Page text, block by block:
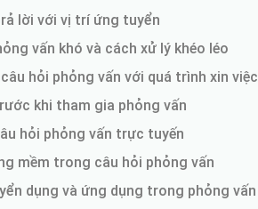
lời với vị trí ứng tuyển
vấn khó và cách xử lý khéo léo
hỏi phỏng vấn với quá trình xin việc
khi tham gia phỏng vấn
hỏi phỏng vấn trực tuyến
mềm trong câu hỏi phỏng vấn
dụng và ứng dụng trong phỏng vấn